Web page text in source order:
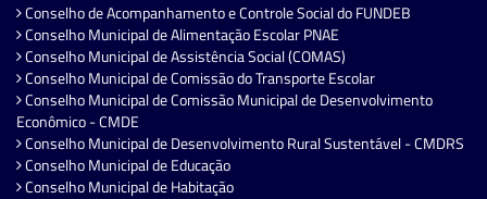
Conselho de Acompanhamento e Controle Social do FUNDEB
Conselho Municipal de Alimentação Escolar PNAE
Conselho Municipal de Assistência Social (COMAS)
Conselho Municipal de Comissão do Transporte Escolar
Conselho Municipal de Comissão Municipal de Desenvolvimento
Econômico - CMDE
Conselho Municipal de Desenvolvimento Rural Sustentável - CMDRS
Conselho Municipal de Educação
Conselho Municipal de Habitação